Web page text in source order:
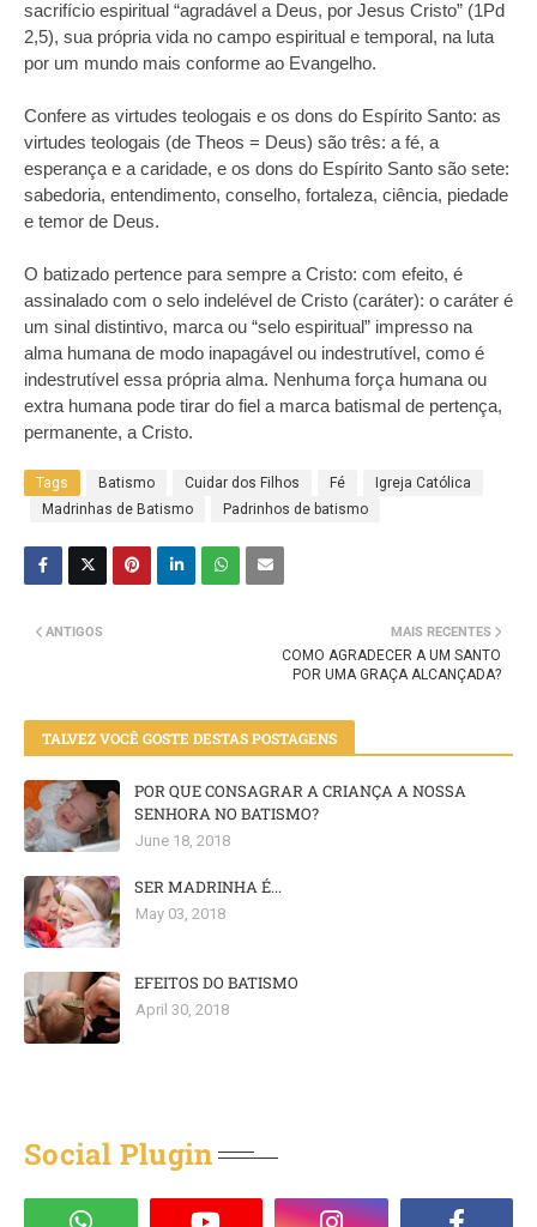
sacrifício espiritual “agradável a Deus, por Jesus Cristo” (1Pd
2,5), sua própria vida no campo espiritual e temporal, na luta
por um mundo mais conforme ao Evangelho.
Confere as virtudes teologais e os dons do Espírito Santo: as
virtudes teologais (de Theos = Deus) são três: a fé, a
esperança e a caridade, e os dons do Espírito Santo são sete:
sabedoria, entendimento, conselho, fortaleza, ciência, piedade
e temor de Deus.
O batizado pertence para sempre a Cristo: com efeito, é
assinalado com o selo indelével de Cristo (caráter): o caráter é
um sinal distintivo, marca ou “selo espiritual” impresso na
alma humana de modo inapagável ou indestrutível, como é
indestrutível essa própria alma. Nenhuma força humana ou
extra humana pode tirar do fiel a marca batismal de pertença,
permanente, a Cristo.
Tags Batismo Cuidar dos Filhos Fé
Igreja Católica
Madrinhas de Batismo
Padrinhos de batismo
MAIS RECENTES
COMO AGRADECER A UM SANTO
POR UMA GRAÇA ALCANÇADA?
ANTIGOS
TALVEZ VOCÊ GOSTE DESTAS POSTAGENS
POR QUE CONSAGRAR A CRIANÇA A NOSSA
SENHORA NO BATISMO?
June 18, 2018
SER MADRINHA É...
May 03, 2018
EFEITOS DO BATISMO
April 30, 2018
Social Plugin